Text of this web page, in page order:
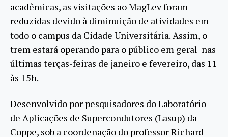
acadêmicas, as visitações ao MagLev foram
reduzidas devido à diminuição de atividades em
todo o campus da Cidade Universitária. Assim, o
trem estará operando para o público em geral nas
últimas terças-feiras de janeiro e fevereiro, das 11
às 15h.
Desenvolvido por pesquisadores do Laboratório
de Aplicações de Supercondutores (Lasup) da
Coppe, sob a coordenação do professor Richard